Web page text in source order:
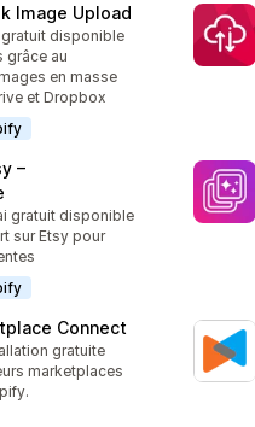
Image Upload
disponible
grâce au
en masse
et Dropbox
–
gratuit disponible
sur Etsy pour
Connect
gratuite
marketplaces